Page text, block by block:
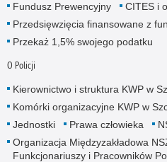
Fundusz Prewencyjny
CITES i
Przedsięwzięcia finansowane z
Przekaż 1,5% swojego podatku
O Policji
Kierownictwo i struktura KWP w
Komórki organizacyjne KWP w
Jednostki
Prawa człowieka
Organizacja Międzyzakładowa
Funkcjonariuszy i Pracowników